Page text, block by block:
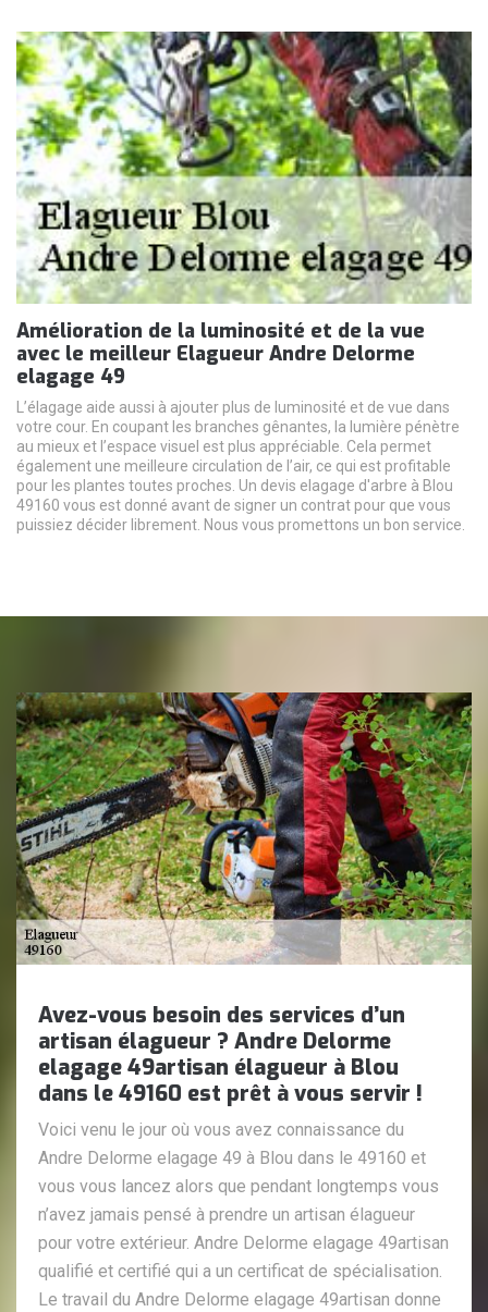
Amélioration de la luminosité et de la vue
avec le meilleur Elagueur Andre Delorme
elagage 49
L’élagage aide aussi à ajouter plus de luminosité et de vue dans
votre cour. En coupant les branches gênantes, la lumière pénètre
au mieux et l’espace visuel est plus appréciable. Cela permet
également une meilleure circulation de l’air, ce qui est profitable
pour les plantes toutes proches. Un devis elagage d'arbre à Blou
49160 vous est donné avant de signer un contrat pour que vous
puissiez décider librement. Nous vous promettons un bon service.
Avez-vous besoin des services d’un
artisan élagueur ? Andre Delorme
elagage 49artisan élagueur à Blou
dans le 49160 est prêt à vous servir !
Voici venu le jour où vous avez connaissance du
Andre Delorme elagage 49 à Blou dans le 49160 et
vous vous lancez alors que pendant longtemps vous
n’avez jamais pensé à prendre un artisan élagueur
pour votre extérieur. Andre Delorme elagage 49artisan
qualifié et certifié qui a un certificat de spécialisation.
Le travail du Andre Delorme elagage 49artisan donne